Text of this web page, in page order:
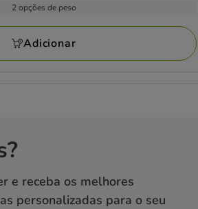
2 opções de peso
Adicionar
e receba os melhores
personalizadas para o seu